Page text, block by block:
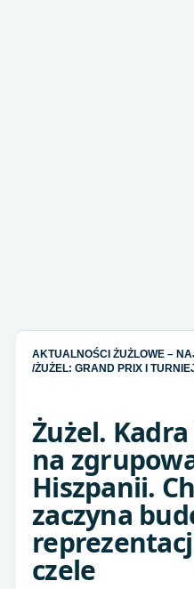
AKTUALNOŚCI ŻUŻLOWE –
/ŻUŻEL: GRAND PRIX I
Żużel.
na
Hiszpanii.
zaczyna
czele